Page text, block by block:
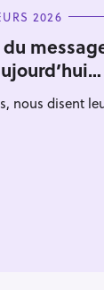
2026
du
nous disent